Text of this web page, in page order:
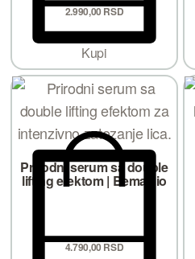
2.990,00RSD
Kupi
Prirodni serum sa double
lifting efektom | BemaBio
4.790,00RSD